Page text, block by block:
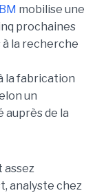
mobilise une
prochaines
la recherche
la fabrication
un
auprès de la
assez
analyste chez